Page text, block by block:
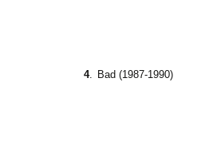
4. Bad (1987-1990)